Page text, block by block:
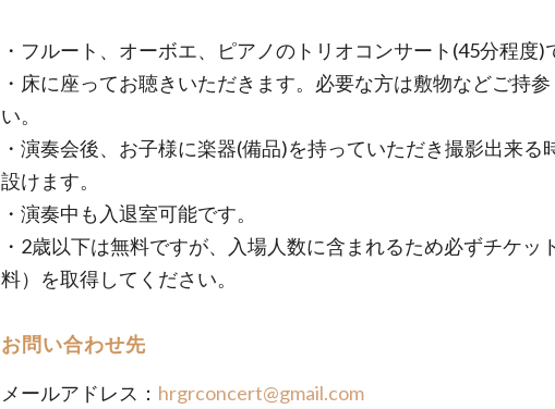
・フルート、オーボエ、ピアノのトリオコンサート(45分程度)
・床に座ってお聴きいただきます。必要な方は敷物などご持
い。
・演奏会後、お子様に楽器(備品)を持っていただき撮影出来る
設けます。
・演奏中も入退室可能です。
・2歳以下は無料ですが、入場人数に含まれるため必ずチケッ
料）を取得してください。
お問い合わせ先
メールアドレス： hrgrconcert@gmail.com